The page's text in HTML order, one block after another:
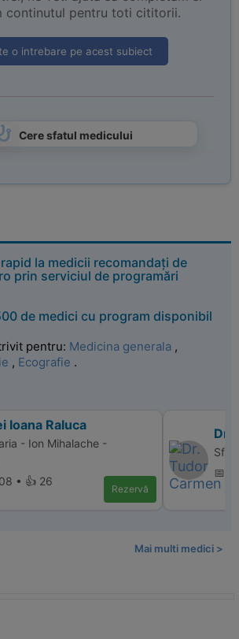
continutul pentru toti cititorii.
o intrebare pe acest subiect
Cere sfatul medicului
la medicii recomandați de
prin serviciul de programări
de medici cu program disponibil
pentru: Medicina generala ,
, Ecografie .
Ioana Raluca
- Ion Mihalache -
• 👍 26
Rezervă
Dr.
📅
Mai multi medici >